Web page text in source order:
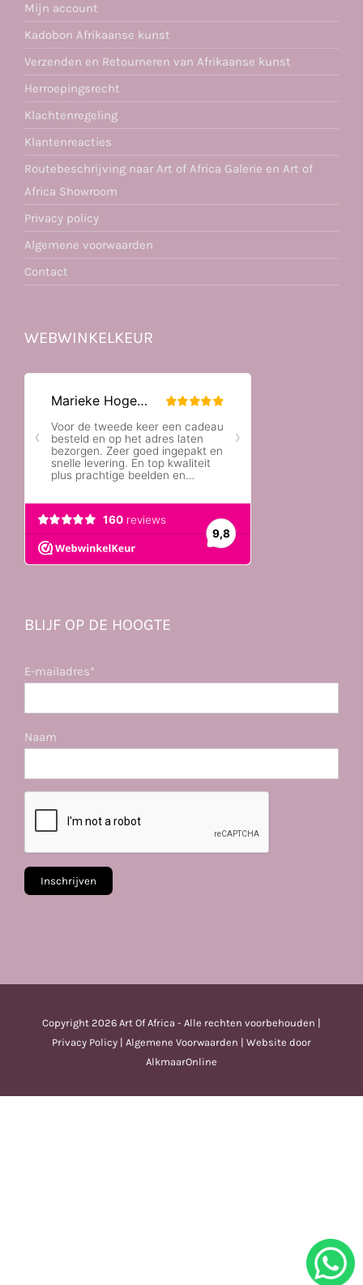
Mijn account
Kadobon Afrikaanse kunst
Verzenden en Retourneren van Afrikaanse kunst
Herroepingsrecht
Klachtenregeling
Klantenreacties
Routebeschrijving naar Art of Africa Galerie en Art of
Africa Showroom
Privacy policy
Algemene voorwaarden
Contact
WEBWINKELKEUR
BLIJF OP DE HOOGTE
E-mailadres*
Naam
Copyright 2026 Art Of Africa - Alle rechten voorbehouden |
Privacy Policy | Algemene Voorwaarden | Website door
AlkmaarOnline